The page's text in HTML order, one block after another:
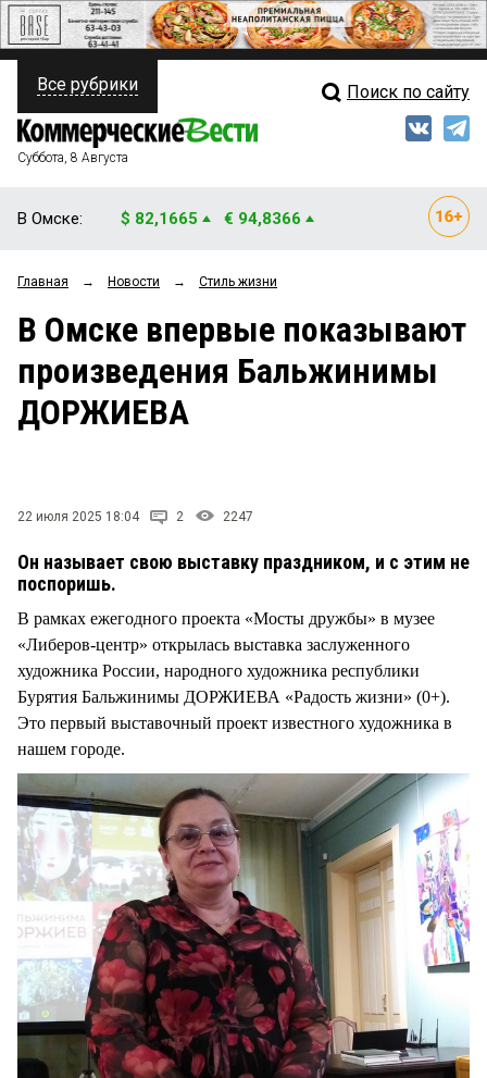
ПОЛИТИКА
ФИНАНСЫ
ОБЩЕСТВО
ЗАКОН
НОВОСТИ КОМПАНИЙ
Свежий выпуск
Рейтинги
Блоги
Все рубрики Поиск по сайту
Суббота, 8 Августа
В Омске: $ 82,1665 € 94,8366
Главная → Новости → Стиль жизни
В Омске впервые показывают
произведения Бальжинимы
ДОРЖИЕВА
22 июля 2025 18:04 2 2247
Он называет свою выставку праздником, и с этим не
поспоришь.
В рамках ежегодного проекта «Мосты дружбы» в музее
«Либеров-центр» открылась выставка заслуженного
художника России, народного художника республики
Бурятия Бальжинимы ДОРЖИЕВА «Радость жизни» (0+).
Это первый выставочный проект известного художника в
нашем городе.